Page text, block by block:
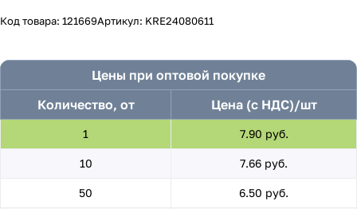
Код товара: 121669Артикул: KRE24080611
Цены при оптовой покупке
Количество, от
Цена (с НДС)/шт
1 7.90 руб.
10 7.66 руб.
50 6.50 руб.